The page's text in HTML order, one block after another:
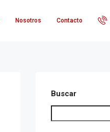
Nosotros Contacto
Buscar